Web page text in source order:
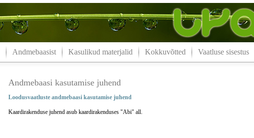
Andmebaasist Kasulikud materjalid Kokkuvõtted Vaatluse sisestus
Andmebaasi kasutamise juhend
Loodusvaatluste andmebaasi kasutamise juhend
Kaardirakenduse juhend asub kaardirakenduses "Abi" all.